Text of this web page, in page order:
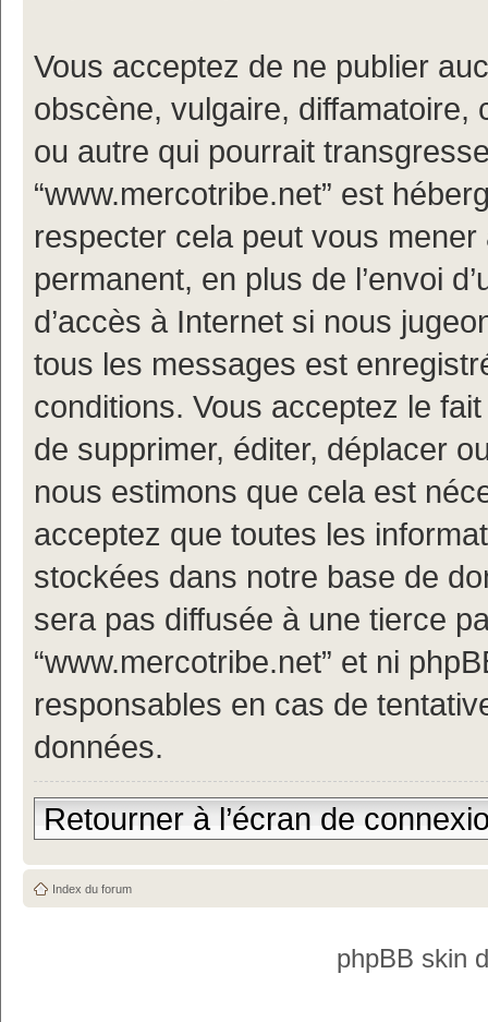
Vous acceptez de ne publier
obscène, vulgaire, diffamatoire,
ou autre qui pourrait
“www.mercotribe.net” est
respecter cela peut vous
permanent, en plus de l’envoi
d’accès à Internet si nous
tous les messages est
conditions. Vous acceptez le
de supprimer, éditer, déplacer
nous estimons que cela est
acceptez que toutes les
stockées dans notre base de
sera pas diffusée à une tierce
“www.mercotribe.net” et ni
responsables en cas de
données.
Retourner à l’écran de
Index du forum
phpBB skin